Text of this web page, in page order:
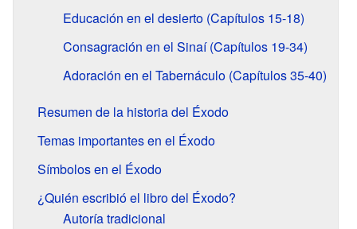
Educación en el desierto (Capítulos 15-18)
Consagración en el Sinaí (Capítulos 19-34)
Adoración en el Tabernáculo (Capítulos 35-40)
Resumen de la historia del Éxodo
Temas importantes en el Éxodo
Símbolos en el Éxodo
¿Quién escribió el libro del Éxodo?
Autoría tradicional